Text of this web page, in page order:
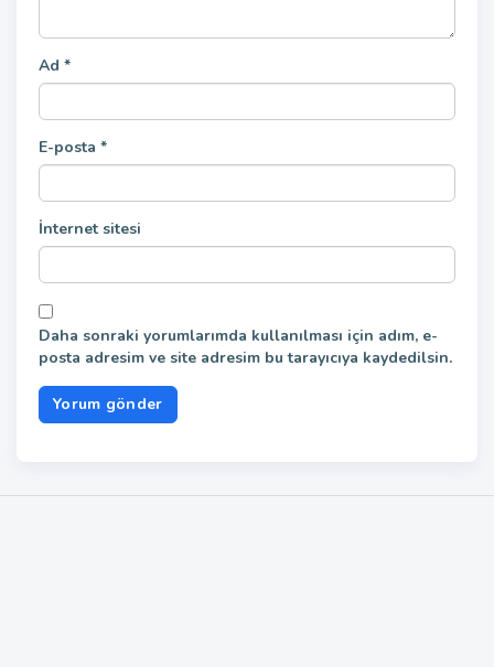
Ad *
E-posta *
İnternet sitesi
Daha sonraki yorumlarımda kullanılması için adım, e-
posta adresim ve site adresim bu tarayıcıya kaydedilsin.